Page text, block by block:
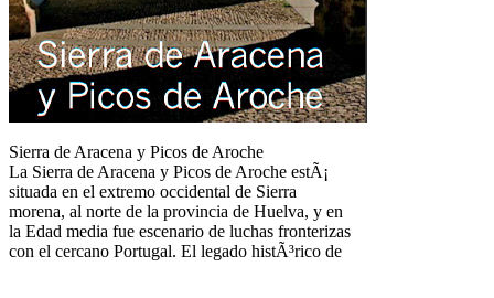
Sierra de Aracena y Picos de Aroche
La Sierra de Aracena y Picos de Aroche estÃ¡
situada en el extremo occidental de Sierra
morena, al norte de la provincia de Huelva, y en
la Edad media fue escenario de luchas fronterizas
con el cercano Portugal. El legado histÃ³rico de